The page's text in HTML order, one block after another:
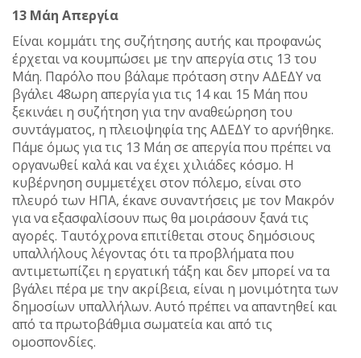
13 Μάη Απεργία
Είναι κομμάτι της συζήτησης αυτής και προφανώς
έρχεται να κουμπώσει με την απεργία στις 13 του
Μάη. Παρόλο που βάλαμε πρόταση στην ΑΔΕΔΥ να
βγάλει 48ωρη απεργία για τις 14 και 15 Μάη που
ξεκινάει η συζήτηση για την αναθεώρηση του
συντάγματος, η πλειοψηφία της ΑΔΕΔΥ το αρνήθηκε.
Πάμε όμως για τις 13 Μάη σε απεργία που πρέπει να
οργανωθεί καλά και να έχει χιλιάδες κόσμο. Η
κυβέρνηση συμμετέχει στον πόλεμο, είναι στο
πλευρό των ΗΠΑ, έκανε συναντήσεις με τον Μακρόν
για να εξασφαλίσουν πως θα μοιράσουν ξανά τις
αγορές. Ταυτόχρονα επιτίθεται στους δημόσιους
υπαλλήλους λέγοντας ότι τα προβλήματα που
αντιμετωπίζει η εργατική τάξη και δεν μπορεί να τα
βγάλει πέρα με την ακρίβεια, είναι η μονιμότητα των
δημοσίων υπαλλήλων. Αυτό πρέπει να απαντηθεί και
από τα πρωτοβάθμια σωματεία και από τις
ομοσπονδίες.